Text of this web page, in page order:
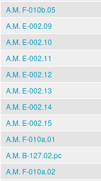
A.M. F-010b.05
A.M. E-002.09
A.M. E-002.10
A.M. E-002.11
A.M. E-002.12
A.M. E-002.13
A.M. E-002.14
A.M. E-002.15
A.M. F-010a.01
A.M. B-127.02.pc
A.M. F-010a.02